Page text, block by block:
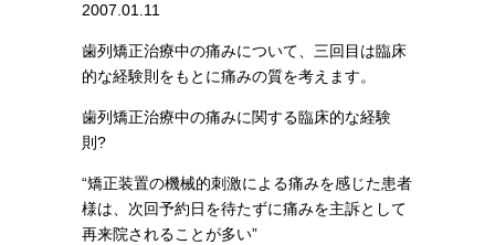
2007.01.11
歯列矯正治療中の痛みについて、三回目は臨床
的な経験則をもとに痛みの質を考えます。
歯列矯正治療中の痛みに関する臨床的な経験
則?
“矯正装置の機械的刺激による痛みを感じた患者
様は、次回予約日を待たずに痛みを主訴として
再来院されることが多い”